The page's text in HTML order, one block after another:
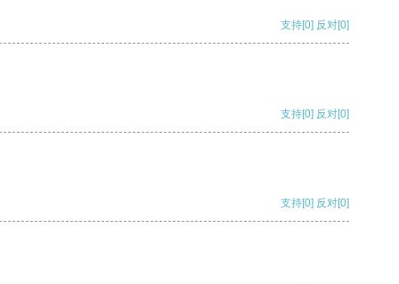
支持[0] 反对[0]
支持[0] 反对[0]
支持[0] 反对[0]